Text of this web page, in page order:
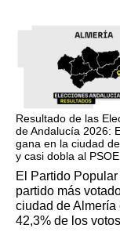
Resultado de las
de Andalucía 2026:
gana en la ciudad
y casi dobla al
El Partido Popular
partido más
ciudad de Almería
42,3% de los